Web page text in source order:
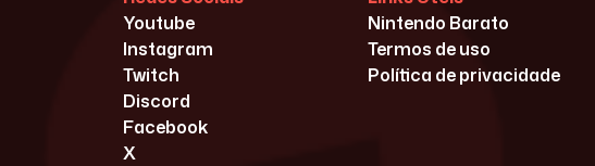
Youtube
Instagram
Twitch
Discord
Facebook
X
Nintendo Barato
Termos de uso
Política de privacidade